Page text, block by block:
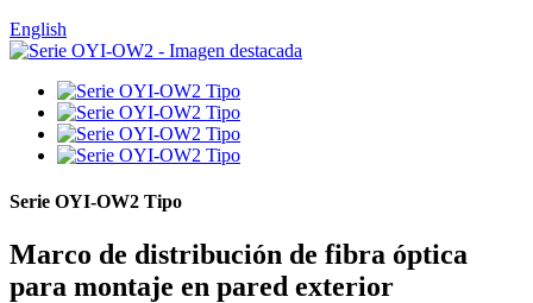
English
Serie OYI-OW2 Tipo
Marco de distribución de fibra óptica
para montaje en pared exterior